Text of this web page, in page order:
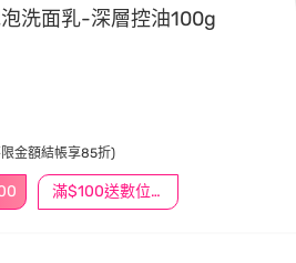
洗面乳-深層控油100g
滿$100送數位印花
金額結帳享85折)